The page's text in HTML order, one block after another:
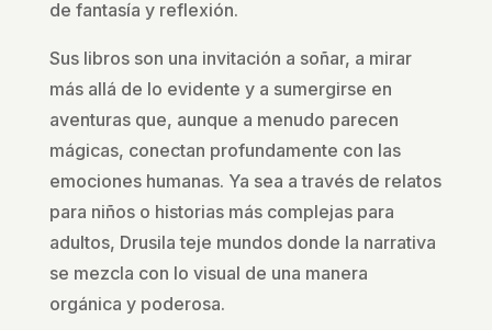
de fantasía y reflexión.
Sus libros son una invitación a soñar, a mirar
más allá de lo evidente y a sumergirse en
aventuras que, aunque a menudo parecen
mágicas, conectan profundamente con las
emociones humanas. Ya sea a través de relatos
para niños o historias más complejas para
adultos, Drusila teje mundos donde la narrativa
se mezcla con lo visual de una manera
orgánica y poderosa.